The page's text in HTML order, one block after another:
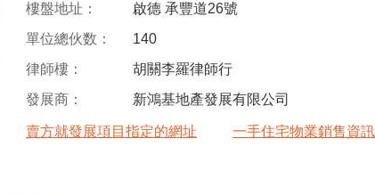
樓盤地址： 啟德 承豐道26號
單位總伙数：
140
律師樓：
胡關李羅律師行
發展商：
新鴻基地產發展有限公司
賣方就發展項目指定的網址 一手住宅物業銷售資